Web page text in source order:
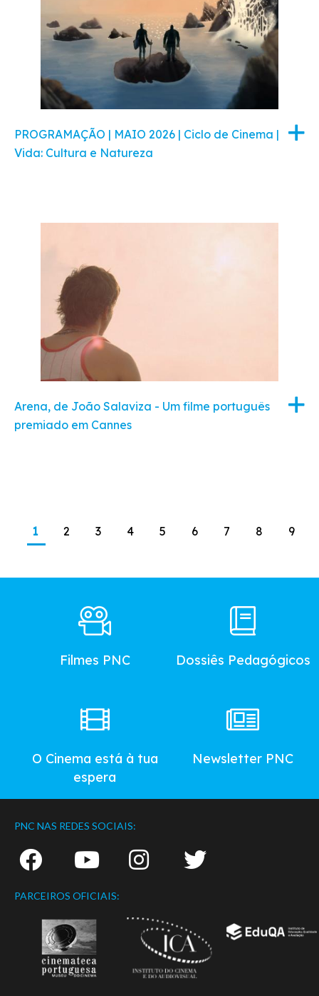
PROGRAMAÇÃO | MAIO 2026 | Ciclo de Cinema |
Vida: Cultura e Natureza
Arena, de João Salaviza - Um filme português
premiado em Cannes
Paginação
Página
atual
1 Página
2 Página
3 Página
4 Página
5 Página
6 Página
7 Página
8 9
Filmes PNC Dossiês Pedagógicos
O Cinema está à tua
espera
Newsletter PNC
PNC NAS REDES SOCIAIS:
PARCEIROS OFICIAIS: